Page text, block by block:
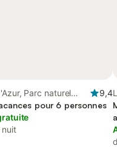
Parc naturel
Sainte-Baume
9,4
pour 6 personnes
nuit